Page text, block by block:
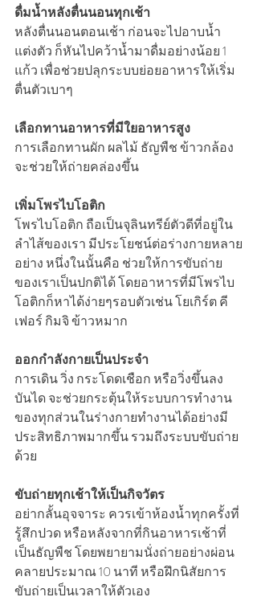
ดื่มน้ำหลังตื่นนอนทุกเช้า
หลังตื่นนอนตอนเช้า ก่อนจะไปอาบน้ำ
แต่งตัว ก็หันไปคว้าน้ำมาดื่มอย่างน้อย 1
แก้ว เพื่อช่วยปลุกระบบย่อยอาหารให้เริ่ม
ตื่นตัวเบาๆ
เลือกทานอาหารที่มีใยอาหารสูง
การเลือกทานผัก ผลไม้ ธัญพืช ข้าวกล้อง
จะช่วยให้ถ่ายคล่องขึ้น
เพิ่มโพรไบโอติก
โพรไบโอติก ถือเป็นจุลินทรีย์ตัวดีที่อยู่ใน
ลำไส้ของเรา มีประโยชน์ต่อร่างกายหลาย
อย่าง หนึ่งในนั้นคือ ช่วยให้การขับถ่าย
ของเราเป็นปกติได้ โดยอาหารที่มีโพรไบ
โอติกก็หาได้ง่ายๆรอบตัวเช่น โยเกิร์ต คี
เฟอร์ กิมจิ ข้าวหมาก
ออกกำลังกายเป็นประจำ
การเดิน วิ่ง กระโดดเชือก หรือวิ่งขึ้นลง
บันได จะช่วยกระตุ้นให้ระบบการทำงาน
ของทุกส่วนในร่างกายทำงานได้อย่างมี
ประสิทธิภาพมากขึ้น รวมถึงระบบขับถ่าย
ด้วย
ขับถ่ายทุกเช้าให้เป็นกิจวัตร
อย่ากลั้นอุจจาระ ควรเข้าห้องน้ำทุกครั้งที่
รู้สึกปวด หรือหลังจากที่กินอาหารเช้าที่
เป็นธัญพืช โดยพยายามนั่งถ่ายอย่างผ่อน
คลายประมาณ 10 นาที หรือฝึกนิสัยการ
ขับถ่ายเป็นเวลาให้ตัวเอง